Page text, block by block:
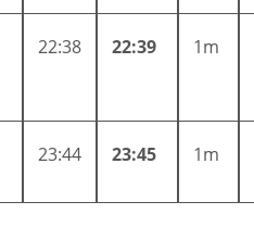
22:38 22:39 1m
23:44 23:45 1m